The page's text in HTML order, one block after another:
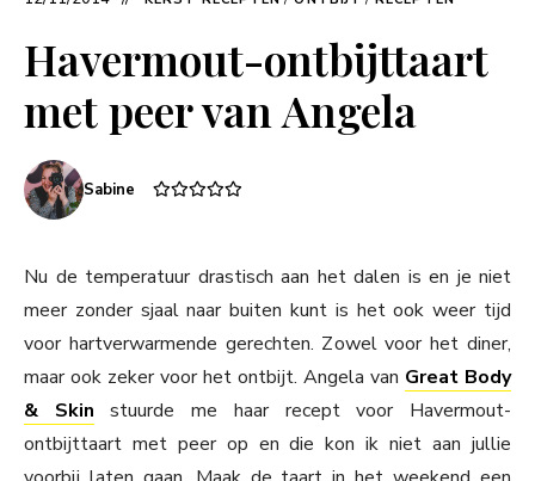
Havermout-ontbijttaart
met peer van Angela
Sabine
Nu de temperatuur drastisch aan het dalen is en je niet
meer zonder sjaal naar buiten kunt is het ook weer tijd
voor hartverwarmende gerechten. Zowel voor het diner,
maar ook zeker voor het ontbijt. Angela van Great Body
& Skin stuurde me haar recept voor Havermout-
ontbijttaart met peer op en die kon ik niet aan jullie